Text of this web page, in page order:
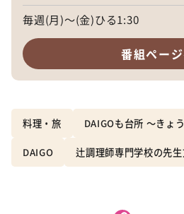
毎週(月)～(金)ひる1:30
番組ペー
料理・旅 DAIGOも台所 ～きょ
DAIGO 辻調理師専門学校の先